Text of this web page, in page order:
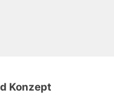
Konzept